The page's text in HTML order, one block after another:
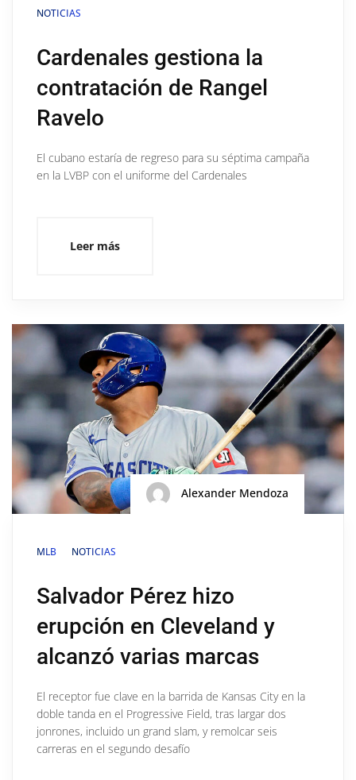
NOTICIAS
Cardenales gestiona la
contratación de Rangel
Ravelo
El cubano estaría de regreso para su séptima campaña
en la LVBP con el uniforme del Cardenales
Leer más
Alexander Mendoza
MLB NOTICIAS
Salvador Pérez hizo
erupción en Cleveland y
alcanzó varias marcas
El receptor fue clave en la barrida de Kansas City en la
doble tanda en el Progressive Field, tras largar dos
jonrones, incluido un grand slam, y remolcar seis
carreras en el segundo desafío